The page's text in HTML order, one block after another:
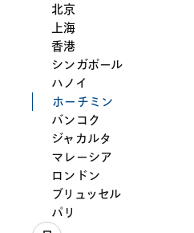
北京
上海
香港
シンガポール
ハノイ
ホーチミン
バンコク
ジャカルタ
マレーシア
ロンドン
ブリュッセル
パリ